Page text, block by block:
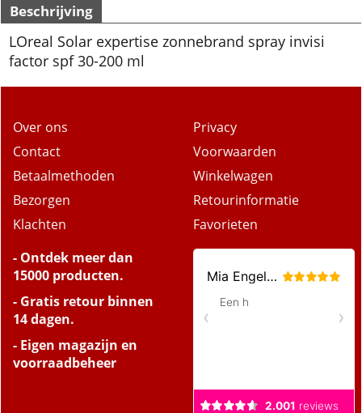
Beschrijving
LOreal Solar expertise zonnebrand spray invisi
factor spf 30-200 ml
Over ons
Contact
Betaalmethoden
Bezorgen
Klachten
Privacy
Voorwaarden
Winkelwagen
Retourinformatie
Favorieten
- Ontdek meer dan
15000 producten.
- Gratis retour binnen
14 dagen.
- Eigen magazijn en
voorraadbeheer